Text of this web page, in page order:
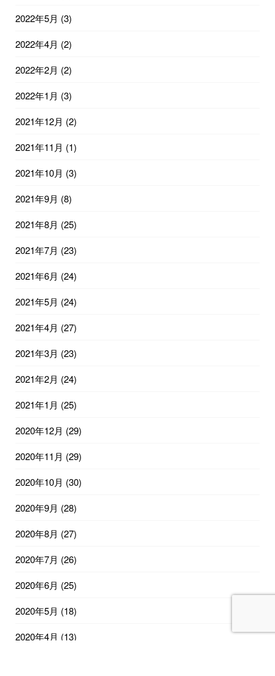
2022年5月 (3)
2022年4月 (2)
2022年2月 (2)
2022年1月 (3)
2021年12月 (2)
2021年11月 (1)
2021年10月 (3)
2021年9月 (8)
2021年8月 (25)
2021年7月 (23)
2021年6月 (24)
2021年5月 (24)
2021年4月 (27)
2021年3月 (23)
2021年2月 (24)
2021年1月 (25)
2020年12月 (29)
2020年11月 (29)
2020年10月 (30)
2020年9月 (28)
2020年8月 (27)
2020年7月 (26)
2020年6月 (25)
2020年5月 (18)
2020年4月 (13)